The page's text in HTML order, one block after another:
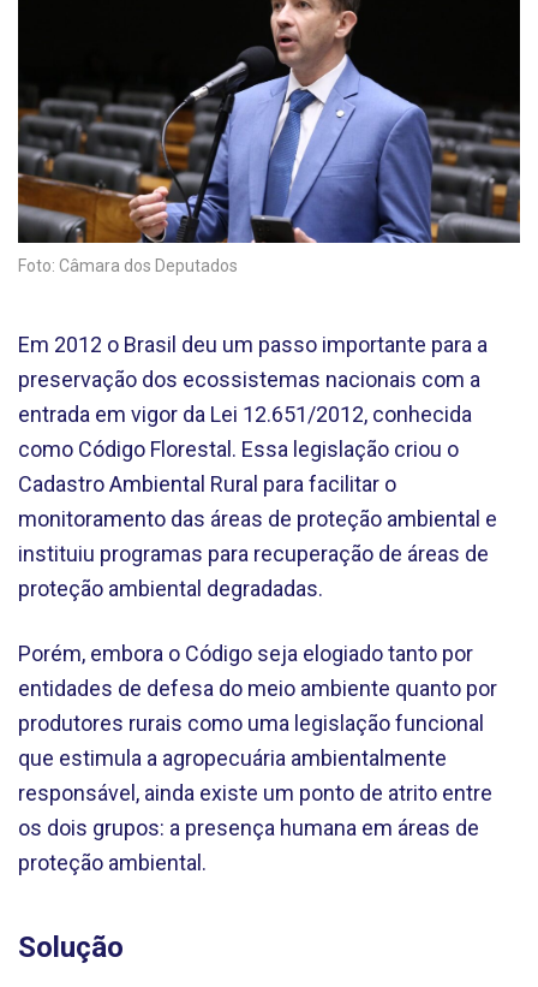
Foto: Câmara dos Deputados
Em 2012 o Brasil deu um passo importante para a
preservação dos ecossistemas nacionais com a
entrada em vigor da Lei 12.651/2012, conhecida
como Código Florestal. Essa legislação criou o
Cadastro Ambiental Rural para facilitar o
monitoramento das áreas de proteção ambiental e
instituiu programas para recuperação de áreas de
proteção ambiental degradadas.
Porém, embora o Código seja elogiado tanto por
entidades de defesa do meio ambiente quanto por
produtores rurais como uma legislação funcional
que estimula a agropecuária ambientalmente
responsável, ainda existe um ponto de atrito entre
os dois grupos: a presença humana em áreas de
proteção ambiental.
Solução